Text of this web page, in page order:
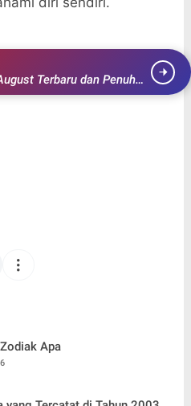
Terbaru dan Penuh
Apa